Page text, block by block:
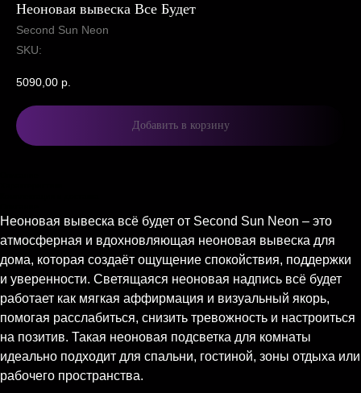
Неоновая вывеска Все Будет
Second Sun Neon
SKU:
5090,00 р.
Добавить в корзину
Неоновая вывеска всё будет от Second Sun Neon – это
атмосферная и вдохновляющая неоновая вывеска для
дома, которая создаёт ощущение спокойствия, поддержки
и уверенности. Светящаяся неоновая надпись всё будет
работает как мягкая аффирмация и визуальный якорь,
помогая расслабиться, снизить тревожность и настроиться
на позитив. Такая неоновая подсветка для комнаты
идеально подходит для спальни, гостиной, зоны отдыха или
рабочего пространства.